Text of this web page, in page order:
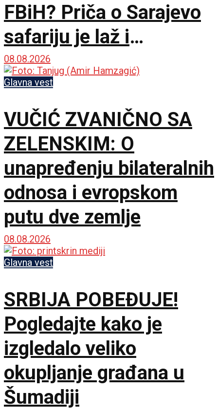
FBiH? Priča o Sarajevo
safariju je laž i
propaganda
08.08.2026
Glavna vest
VUČIĆ ZVANIČNO SA
ZELENSKIM: O
unapređenju bilateralnih
odnosa i evropskom
putu dve zemlje
08.08.2026
Glavna vest
SRBIJA POBEĐUJE!
Pogledajte kako je
izgledalo veliko
okupljanje građana u
Šumadiji